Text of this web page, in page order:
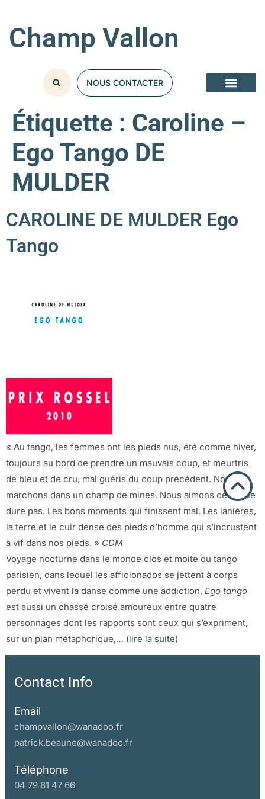
Champ Vallon
NOUS CONTACTER
Étiquette : Caroline –
Ego Tango DE
MULDER
CAROLINE DE MULDER Ego
Tango
« Au tango, les femmes ont les pieds nus, été comme hiver,
toujours au bord de prendre un mauvais coup, et meurtris
de bleu et de cru, mal guéris du coup précédent. Nous
marchons dans un champ de mines. Nous aimons ce qui ne
dure pas. Les bons moments qui finissent mal. Les lanières,
la terre et le cuir dense des pieds d’homme qui s’incrustent
à vif dans nos pieds. » CDM
Voyage nocturne dans le monde clos et moite du tango
parisien, dans lequel les afficionados se jettent à corps
perdu et vivent la danse comme une addiction, Ego tango
est aussi un chassé croisé amoureux entre quatre
personnages dont les rapports sont ceux qui s’expriment,
sur un plan métaphorique,… (lire la suite)
Contact Info
Email
champvallon@wanadoo.fr
patrick.beaune@wanadoo.fr
Téléphone
04 79 81 47 66